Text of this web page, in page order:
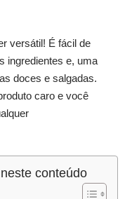
versátil! É fácil de
ingredientes e, uma
doces e salgadas.
caro e você
conteúdo